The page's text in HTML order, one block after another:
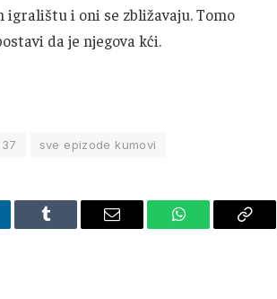
igralištu i oni se zbližavaju. Tomo
da je njegova kći.
sve epizode kumovi
Tumblr Email WhatsAppCopy